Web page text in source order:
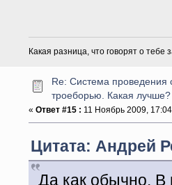
Какая разница, что говорят о
Re: Система проведения
троеборью. Какая лучше?
« Ответ #15 : 11 Ноябрь 2009,
Цитата: Андрей
Да как обычно. В